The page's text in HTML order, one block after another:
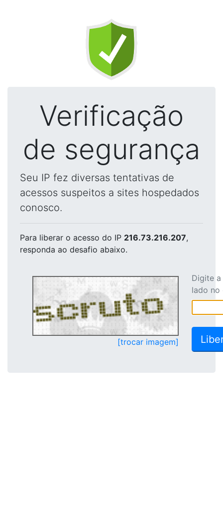
Verificação
de segurança
Seu IP fez diversas tentativas de
acessos suspeitos a sites hospedados
conosco.
Para liberar o acesso do IP 216.73.216.207,
responda ao desafio abaixo.
[trocar imagem]
Digite
lado no